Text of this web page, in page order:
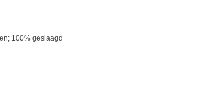
100% geslaagd